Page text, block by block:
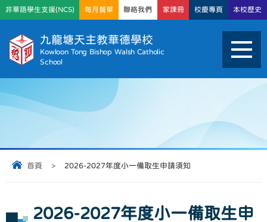
九龍塘天主教華德學校
Kowloon Tong Bishop Walsh Catholic
School
非華語學生支援(NCS) 每月餐單 聯絡我們 家課冊 校慶專頁 本校歷史
首頁 > 2026-2027年度小一備取生申請須知
2026-2027年度小一備取生申